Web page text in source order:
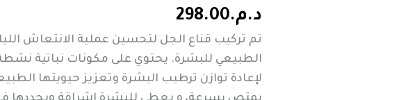
د.م.298.00
تم تركيب قناع الجل لتحسين عملية الانتعاش
الطبيعي للبشرة. يحتوي على مكونات نباتية
لإعادة توازن ترطيب البشرة وتعزيز حيويتها
gel
mask